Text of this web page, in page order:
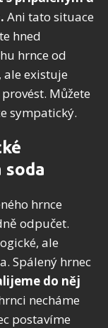
Ani tato situace
hned
hrnce od
ale existuje
Můžete
sympatický.
soda
hrnce
odpučet.
ale
Spálený hrnec
do něj
necháme
postavíme